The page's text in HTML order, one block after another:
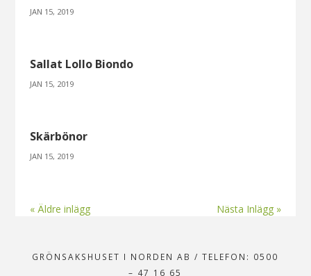
JAN 15, 2019
Sallat Lollo Biondo
JAN 15, 2019
Skärbönor
JAN 15, 2019
« Äldre inlägg Nästa Inlägg »
GRÖNSAKSHUSET I NORDEN AB/ TELEFON: 0500
– 47 16 65